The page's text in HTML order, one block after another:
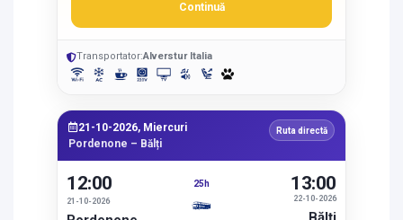
Continuă
Transportator:Alverstur Italia
21-10-2026, Miercuri
Pordenone – Bălți
Ruta directă
12:00
21-10-2026
25h
22-10-2026
13:00